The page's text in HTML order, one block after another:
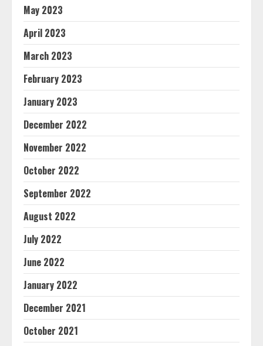
May 2023
April 2023
March 2023
February 2023
January 2023
December 2022
November 2022
October 2022
September 2022
August 2022
July 2022
June 2022
January 2022
December 2021
October 2021